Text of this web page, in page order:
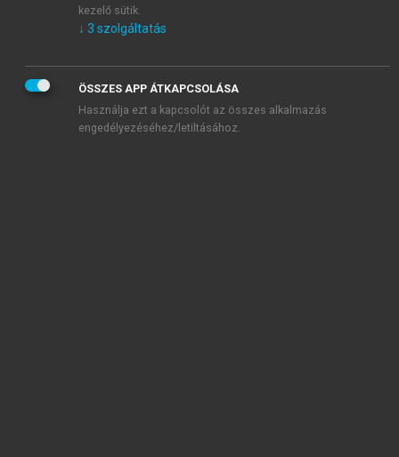
KIPRÓBÁLOM
kezelő sütik.
↓ 3 szolgáltatás
ÖSSZES APP ÁTKAPCSOLÁSA
Használja ezt a kapcsolót az összes alkalmazás
engedélyezéséhez/letiltásához.